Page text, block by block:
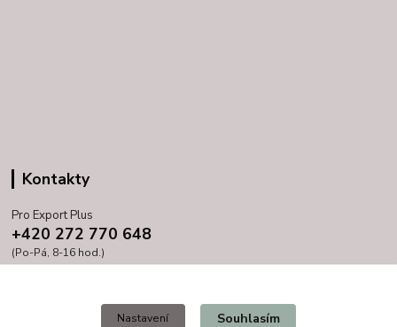
Kontakty
Pro Export Plus
+420 272 770 648
(Po-Pá, 8-16 hod.)
Nastavení Souhlasím